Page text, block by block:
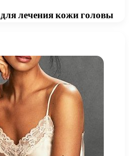
лечения кожи головы